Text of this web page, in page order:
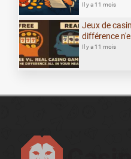
Il y a 11 mois
Jeux de
différence
Il y a 11 mois